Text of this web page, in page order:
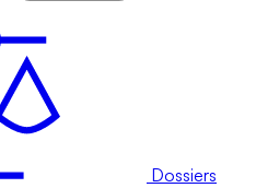
Dossiers